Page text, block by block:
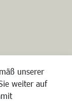
unserer
weiter auf